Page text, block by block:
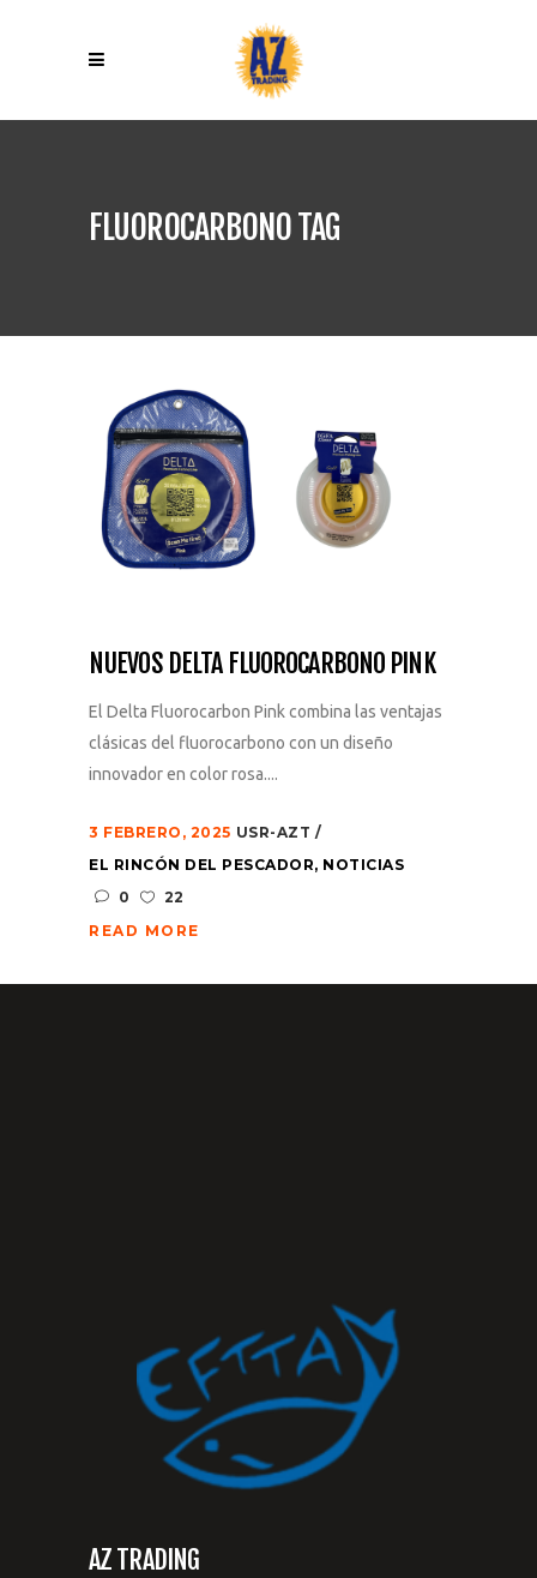
FLUOROCARBONO TAG
NUEVOS DELTA FLUOROCARBONO PINK
El Delta Fluorocarbon Pink combina las ventajas
clásicas del fluorocarbono con un diseño
innovador en color rosa....
3 FEBRERO, 2025 USR-AZT
EL RINCÓN DEL PESCADOR, NOTICIAS
0
22
READ MORE
AZ TRADING